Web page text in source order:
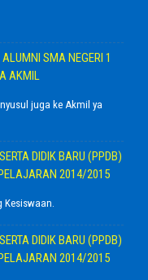
SMA NEGERI 1
AKMIL
juga ke Akmil ya
DIDIK BARU (PPDB)
2014/2015
Kesiswaan.
DIDIK BARU (PPDB)
2014/2015